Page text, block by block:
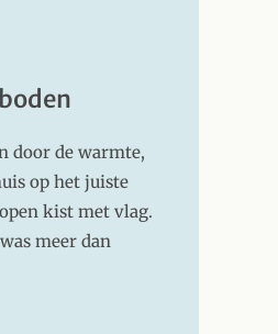
door de warmte,
op het juiste
kist met vlag.
meer dan